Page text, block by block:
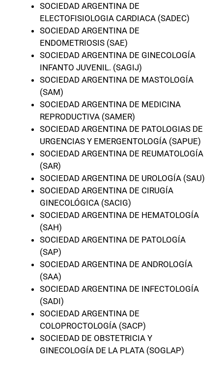
SOCIEDAD ARGENTINA DE
ELECTOFISIOLOGIA CARDIACA (SADEC)
SOCIEDAD ARGENTINA DE
ENDOMETRIOSIS (SAE)
SOCIEDAD ARGENTINA DE GINECOLOGÍA
INFANTO JUVENIL. (SAGIJ)
SOCIEDAD ARGENTINA DE MASTOLOGÍA
(SAM)
SOCIEDAD ARGENTINA DE MEDICINA
REPRODUCTIVA (SAMER)
SOCIEDAD ARGENTINA DE PATOLOGIAS DE
URGENCIAS Y EMERGENTOLOGÍA (SAPUE)
SOCIEDAD ARGENTINA DE REUMATOLOGÍA
(SAR)
SOCIEDAD ARGENTINA DE UROLOGÍA (SAU)
SOCIEDAD ARGENTINA DE CIRUGÍA
GINECOLÓGICA (SACIG)
SOCIEDAD ARGENTINA DE HEMATOLOGÍA
(SAH)
SOCIEDAD ARGENTINA DE PATOLOGÍA
(SAP)
SOCIEDAD ARGENTINA DE ANDROLOGÍA
(SAA)
SOCIEDAD ARGENTINA DE INFECTOLOGÍA
(SADI)
SOCIEDAD ARGENTINA DE
COLOPROCTOLOGÍA (SACP)
SOCIEDAD DE OBSTETRICIA Y
GINECOLOGÍA DE LA PLATA (SOGLAP)